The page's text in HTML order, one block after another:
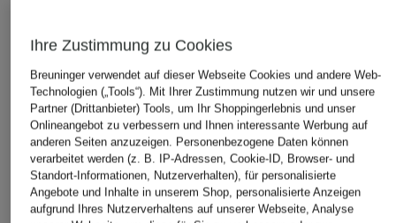
BOSS
Chino KAITON Slim Fit
139,95 €
+Aktionsrabatt
BOSS
Chino KAITON Slim Fit
118,99 €
+Aktionsrabatt
BOSS
Chino
79,99 €
Ihre Zustimmung zu Cookies
Breuninger verwendet auf dieser Webseite Cookies und andere Web-
Technologien („Tools“). Mit Ihrer Zustimmung nutzen wir und unsere
Partner (Drittanbieter) Tools, um Ihr Shoppingerlebnis und unser
Onlineangebot zu verbessern und Ihnen interessante Werbung auf
anderen Seiten anzuzeigen. Personenbezogene Daten können
verarbeitet werden (z. B. IP-Adressen, Cookie-ID, Browser- und
Standort-Informationen, Nutzerverhalten), für personalisierte
Angebote und Inhalte in unserem Shop, personalisierte Anzeigen
aufgrund Ihres Nutzerverhaltens auf unserer Webseite, Analyse